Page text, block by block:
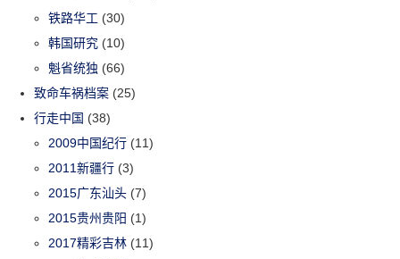
铁路华工 (30)
韩国研究 (10)
魁省统独 (66)
致命车祸档案 (25)
行走中国 (38)
2009中国纪行 (11)
2011新疆行 (3)
2015广东汕头 (7)
2015贵州贵阳 (1)
2017精彩吉林 (11)